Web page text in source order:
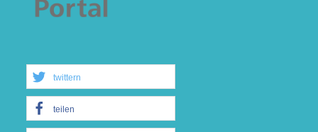
twittern
teilen